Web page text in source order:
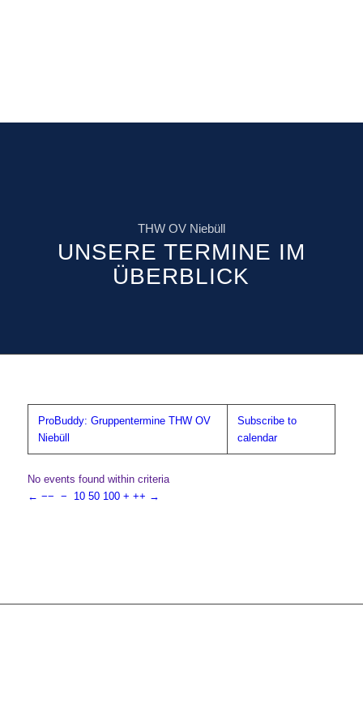
THW OV Niebüll
UNSERE TERMINE IM
ÜBERBLICK
ProBuddy: Gruppentermine THW OV
Niebüll
Subscribe to
calendar
No events found within criteria
← −− − 10 50 100 + ++ →